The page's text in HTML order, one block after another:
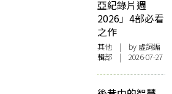
亞紀錄片週
2026」4部必看
之作
其他 | by 虛詞編
輯部 | 2026-07-27